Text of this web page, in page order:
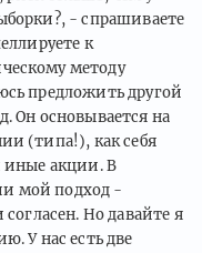
- спрашиваете
к
методу
предложить другой
Он основывается на
(типа!), как себя
иные акции. В
мой подход -
Но давайте я
У нас есть две